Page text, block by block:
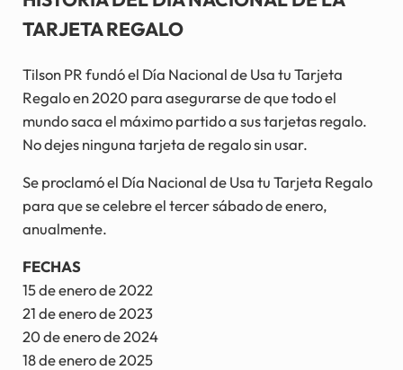
TARJETA REGALO
Tilson PR fundó el Día Nacional de Usa tu Tarjeta
Regalo en 2020 para asegurarse de que todo el
mundo saca el máximo partido a sus tarjetas regalo.
No dejes ninguna tarjeta de regalo sin usar.
Se proclamó el Día Nacional de Usa tu Tarjeta Regalo
para que se celebre el tercer sábado de enero,
anualmente.
FECHAS
15 de enero de 2022
21 de enero de 2023
20 de enero de 2024
18 de enero de 2025